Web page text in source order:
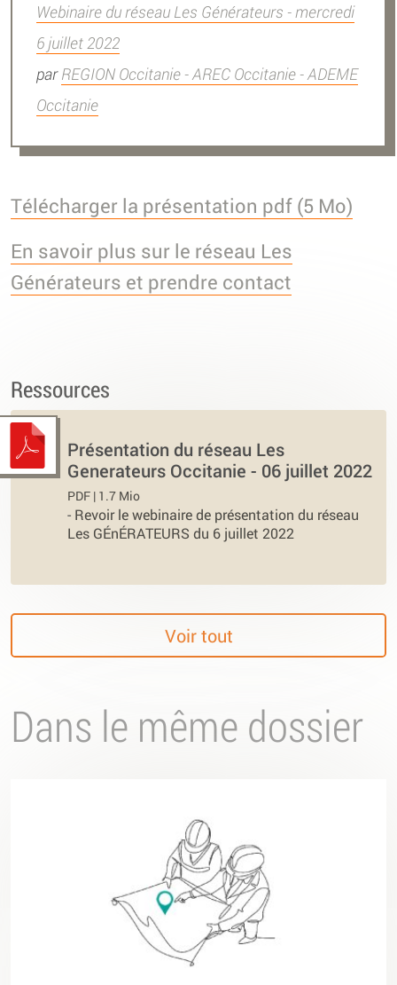
Webinaire du réseau Les Générateurs - mercredi
6 juillet 2022
parREGION Occitanie - AREC Occitanie - ADEME
Occitanie
Télécharger la présentation pdf (5 Mo)
En savoir plus sur le réseau Les
Générateurs et prendre contact
Ressources
Présentation du réseau Les
Generateurs Occitanie - 06 juillet 2022
PDF | 1.7 Mio
- Revoir le webinaire de présentation du réseau
Les GÉnÉRATEURS du 6 juillet 2022
Voir tout
Dans le même dossier